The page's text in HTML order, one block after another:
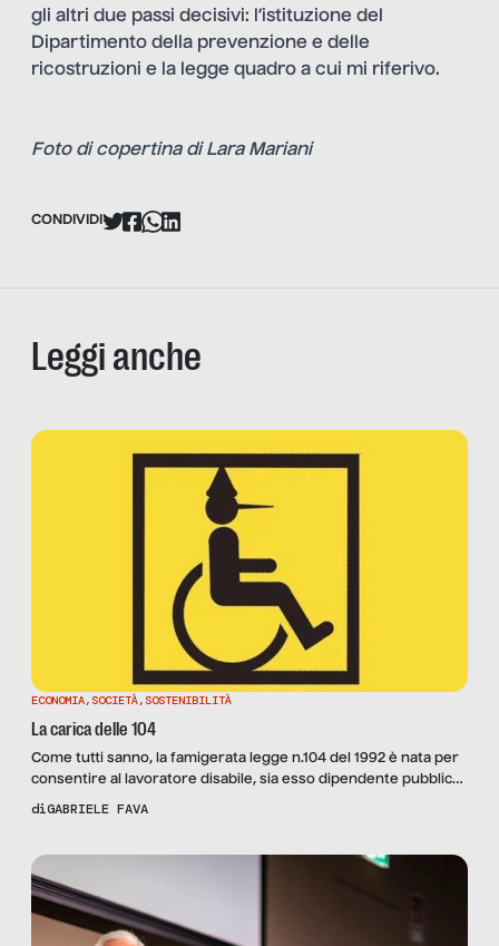
gli altri due passi decisivi: l’istituzione del
Dipartimento della prevenzione e delle
ricostruzioni e la legge quadro a cui mi riferivo.
Foto di copertina di Lara Mariani
CONDIVIDI
Leggi anche
ECONOMIA, SOCIETÀ, SOSTENIBILITÀ
La carica delle 104
Come tutti sanno, la famigerata legge n.104 del 1992 è nata per
consentire al lavoratore disabile, sia esso dipendente pubblico
o privato, di ottenere permessi retribuiti per poter riposare o,
disabilità. I lavoratori beneficiari di tali […]
diGABRIELE FAVA